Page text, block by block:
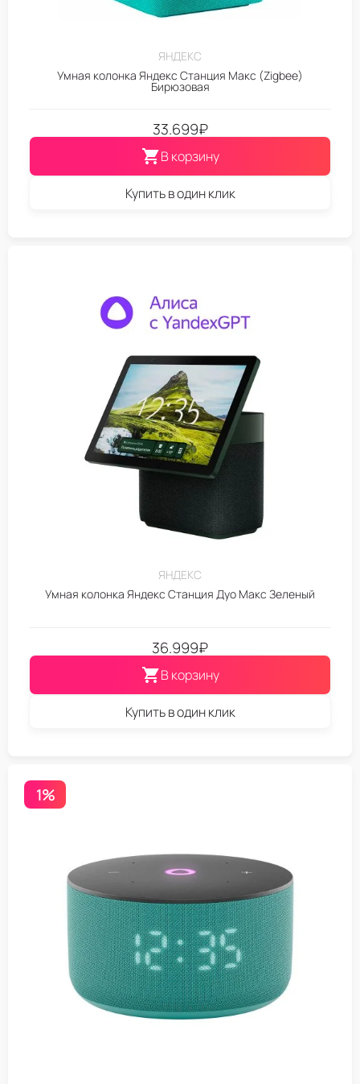
ЯНДЕКС
Умная колонка Яндекс Станция Макс (Zigbee)
Бирюзовая
33.699₽
В корзину
Купить в один клик
ЯНДЕКС
Умная колонка Яндекс Станция Дуо Макс Зеленый
36.999₽
В корзину
Купить в один клик
1%